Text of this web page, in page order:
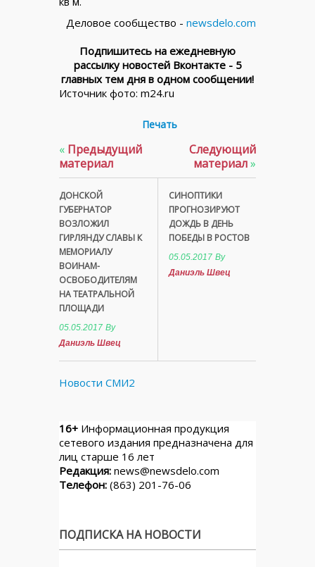
Деловое сообщество - newsdelo.com
Подпишитесь на ежедневную
рассылку новостей Вконтакте - 5
главных тем дня в одном сообщении!
Источник фото: m24.ru
Печать
« Предыдущий
материал
ДОНСКОЙ
ГУБЕРНАТОР
ВОЗЛОЖИЛ
ГИРЛЯНДУ СЛАВЫ К
МЕМОРИАЛУ
ВОИНАМ-
ОСВОБОДИТЕЛЯМ
НА ТЕАТРАЛЬНОЙ
ПЛОЩАДИ
05.05.2017 By
Даниэль Швец
Следующий
материал»
СИНОПТИКИ
ПРОГНОЗИРУЮТ
ДОЖДЬ В ДЕНЬ
ПОБЕДЫ В РОСТОВ
05.05.2017 By
Даниэль Швец
Новости СМИ2
16+ Информационная продукция
сетевого издания предназначена для
лиц старше 16 лет
Редакция: news@newsdelo.com
Телефон: (863) 201-76-06
ПОДПИСКА НА НОВОСТИ